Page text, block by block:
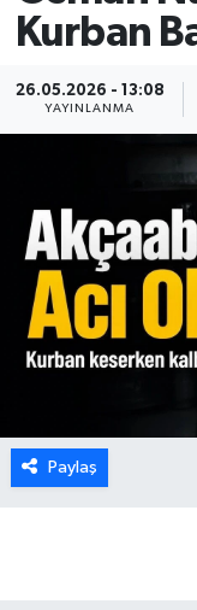
Kurban
26.05.2026 - 13:08
YAYINLANMA
Paylaş